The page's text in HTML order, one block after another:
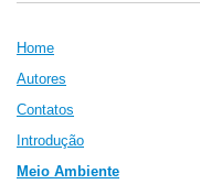
Home
Autores
Contatos
Introdução
Meio Ambiente